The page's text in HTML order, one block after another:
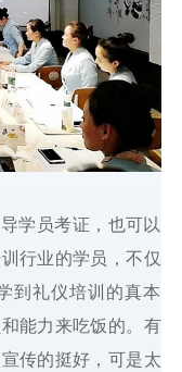
学员考证，也可以
行业的学员，不仅
到礼仪培训的真本
能力来吃饭的。有
传的挺好，可是太